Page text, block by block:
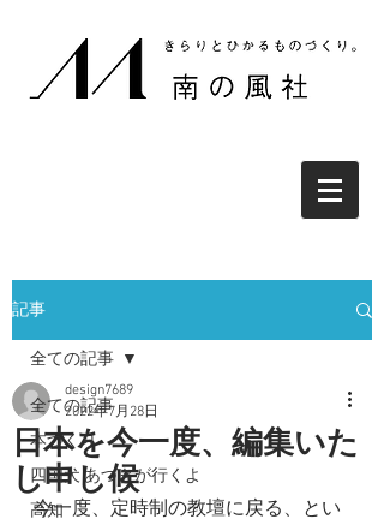
記事
全ての記事
本づくり
四国犬 あづきが行くよ
高知
全ての記事
日本を今一度、編集いた
し申し候
design7689
2022年7月28日
今一度、定時制の教壇に戻る、とい